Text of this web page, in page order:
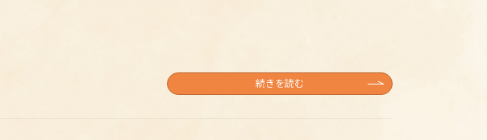
続きを読む